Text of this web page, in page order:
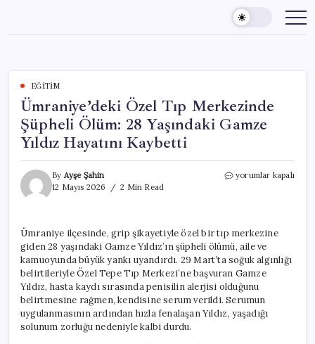
content
EĞITIM
Ümraniye’deki Özel Tıp Merkezinde
Şüpheli Ölüm: 28 Yaşındaki Gamze
Yıldız Hayatını Kaybetti
By Ayşe Şahin
12 Mayıs 2026
2 Min Read
Ümraniye’deki
Ölüm:
28
Yaşındaki
Gamze
Yıldız
Hayatını
Kaybetti
için
yorumlar kapalı
Ümraniye ilçesinde, grip şikayetiyle özel bir tıp merkezine
giden 28 yaşındaki Gamze Yıldız’ın şüpheli ölümü, aile ve
kamuoyunda büyük yankı uyandırdı. 29 Mart’ta soğuk algınlığı
belirtileriyle Özel Tepe Tıp Merkezi’ne başvuran Gamze
Yıldız, hasta kaydı sırasında penisilin alerjisi olduğunu
belirtmesine rağmen, kendisine serum verildi. Serumun
uygulanmasının ardından hızla fenalaşan Yıldız, yaşadığı
solunum zorluğu nedeniyle kalbi durdu.